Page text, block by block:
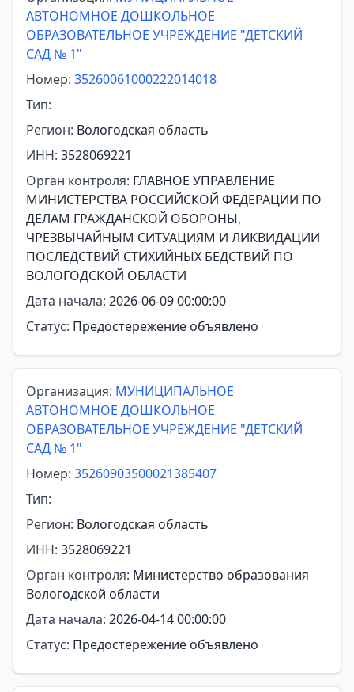
АВТОНОМНОЕ ДОШКОЛЬНОЕ
ОБРАЗОВАТЕЛЬНОЕ УЧРЕЖДЕНИЕ "ДЕТСКИЙ
САД № 1"
Номер: 35260061000222014018
Тип:
Регион: Вологодская область
ИНН: 3528069221
Орган контроля: ГЛАВНОЕ УПРАВЛЕНИЕ
МИНИСТЕРСТВА РОССИЙСКОЙ ФЕДЕРАЦИИ ПО
ДЕЛАМ ГРАЖДАНСКОЙ ОБОРОНЫ,
ЧРЕЗВЫЧАЙНЫМ СИТУАЦИЯМ И ЛИКВИДАЦИИ
ПОСЛЕДСТВИЙ СТИХИЙНЫХ БЕДСТВИЙ ПО
ВОЛОГОДСКОЙ ОБЛАСТИ
Дата начала: 2026-06-09 00:00:00
Статус: Предостережение объявлено
Организация: МУНИЦИПАЛЬНОЕ
АВТОНОМНОЕ ДОШКОЛЬНОЕ
ОБРАЗОВАТЕЛЬНОЕ УЧРЕЖДЕНИЕ "ДЕТСКИЙ
САД № 1"
Номер: 35260903500021385407
Тип:
Регион: Вологодская область
ИНН: 3528069221
Орган контроля: Министерство образования
Вологодской области
Дата начала: 2026-04-14 00:00:00
Статус: Предостережение объявлено